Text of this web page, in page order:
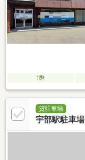
1階
貸駐車場
宇部駅駐車場